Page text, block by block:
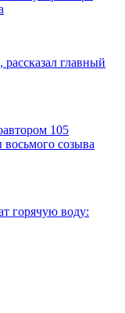
главный
105
восьмого созыва
горячую воду: